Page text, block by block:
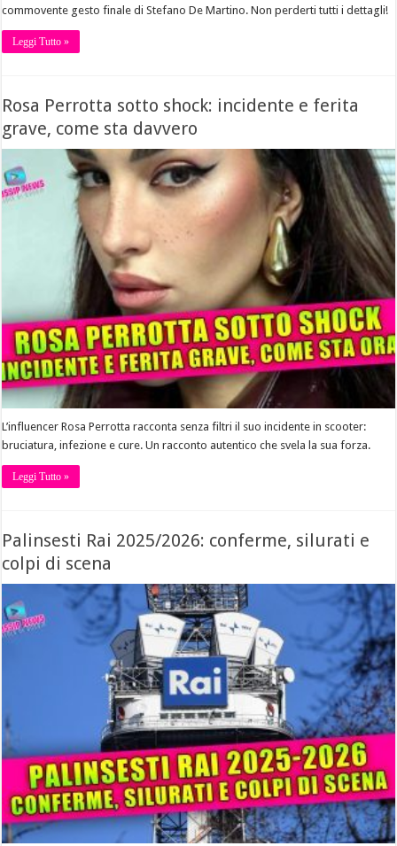
commovente gesto finale di Stefano De Martino. Non perderti tutti i dettagli!
Leggi Tutto »
Rosa Perrotta sotto shock: incidente e ferita
grave, come sta davvero
L’influencer Rosa Perrotta racconta senza filtri il suo incidente in scooter:
bruciatura, infezione e cure. Un racconto autentico che svela la sua forza.
Leggi Tutto »
Palinsesti Rai 2025/2026: conferme, silurati e
colpi di scena